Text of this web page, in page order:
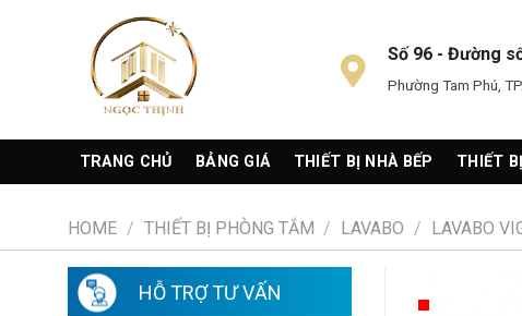
Số 96 - Đường
Phường Tam Phú,
TRANG CHỦ BẢNG GIÁ THIẾT BỊ NHÀ BẾP THIẾT
HOME / THIẾT BỊ PHÒNG TẮM / LAVABO / LAVABO
HỖ TRỢ TƯ VẤN